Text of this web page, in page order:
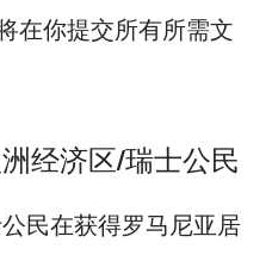
在你提交所有所需文
经济区/瑞士公民
民在获得罗马尼亚居